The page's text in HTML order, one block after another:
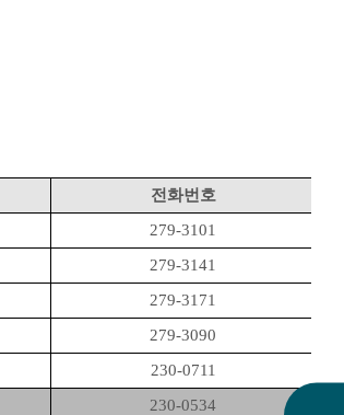
전화번호
279-3101
279-3141
279-3171
279-3090
230-0711
230-0534